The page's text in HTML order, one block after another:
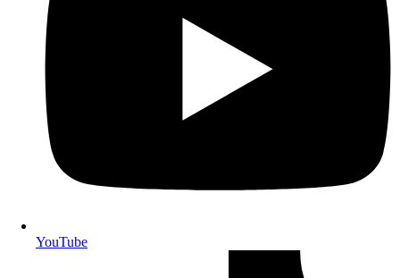
YouTube